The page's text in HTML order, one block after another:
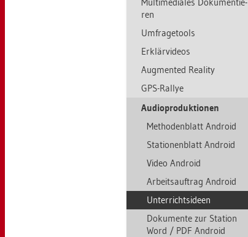
ren
Um­fra­ge­tools
Er­klär­vi­de­os
Aug­men­ted Rea­li­ty
GPS-Ral­lye
Au­dio­pro­duk­tio­nen
Me­tho­den­blatt An­dro­id
Sta­tio­nen­blatt An­dro­id
Video An­dro­id
Ar­beits­auf­trag An­dro­id
Un­ter­richts­ide­en
Do­ku­men­te zur Sta­ti­on
Word / PDF An­dro­id